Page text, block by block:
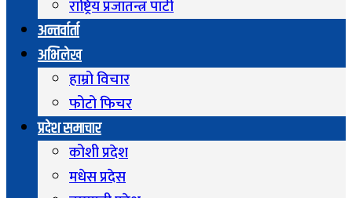
राष्ट्रिय प्रजातन्त्र पार्टी
अन्तर्वार्ता
अभिलेख
हाम्रो विचार
फोटो फिचर
प्रदेश समाचार
कोशी प्रदेश
मधेस प्रदेस